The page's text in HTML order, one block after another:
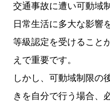
交通事故に遭い可動域
日常生活に多大な影響
等級認定を受けること
えで重要です。
しかし、可動域制限の
きを自分で行う場合、